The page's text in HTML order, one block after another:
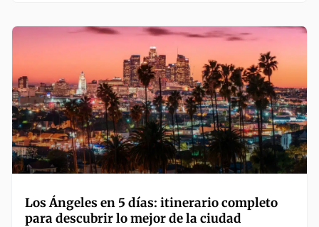
Los Ángeles en 5 días: itinerario completo
para descubrir lo mejor de la ciudad